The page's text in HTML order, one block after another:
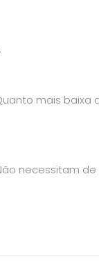
mais
necessitam